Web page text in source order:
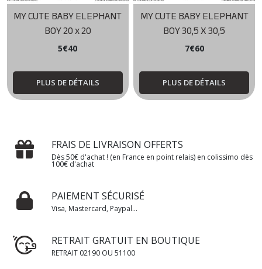
MY CUTE BABY ELEPHANT
BOY 20 x 20
5€40
PLUS DE DÉTAILS
MY CUTE BABY ELEPHANT
BOY 30,5 X 30,5
7€60
PLUS DE DÉTAILS
FRAIS DE LIVRAISON OFFERTS
Dès 50€ d'achat ! (en France en point relais) en colissimo dès
100€ d'achat
PAIEMENT SÉCURISÉ
Visa, Mastercard, Paypal...
RETRAIT GRATUIT EN BOUTIQUE
RETRAIT 02190 OU 51100